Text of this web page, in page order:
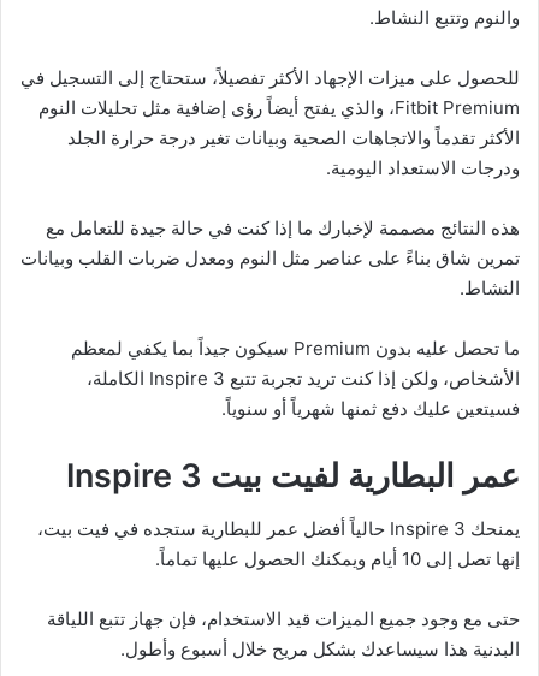
والنوم وتتبع النشاط.
للحصول على ميزات الإجهاد الأكثر تفصيلاً، ستحتاج إلى التسجيل في
Fitbit Premium، والذي يفتح أيضاً رؤى إضافية مثل تحليلات النوم
الأكثر تقدماً والاتجاهات الصحية وبيانات تغير درجة حرارة الجلد
ودرجات الاستعداد اليومية.
هذه النتائج مصممة لإخبارك ما إذا كنت في حالة جيدة للتعامل مع
تمرين شاق بناءً على عناصر مثل النوم ومعدل ضربات القلب وبيانات
النشاط.
ما تحصل عليه بدون Premium سيكون جيداً بما يكفي لمعظم
الأشخاص، ولكن إذا كنت تريد تجربة تتبع Inspire 3 الكاملة،
فسيتعين عليك دفع ثمنها شهرياً أو سنوياً.
عمر البطارية لفيت بيت Inspire 3
يمنحك Inspire 3 حالياً أفضل عمر للبطارية ستجده في فيت بيت،
إنها تصل إلى 10 أيام ويمكنك الحصول عليها تماماً.
حتى مع وجود جميع الميزات قيد الاستخدام، فإن جهاز تتبع اللياقة
البدنية هذا سيساعدك بشكل مريح خلال أسبوع وأطول.